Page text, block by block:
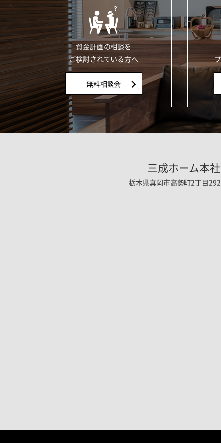
資金計画の相談を
ご検討されている方へ
無料相談会
三成ホーム本社
栃木県真岡市高勢町2丁目